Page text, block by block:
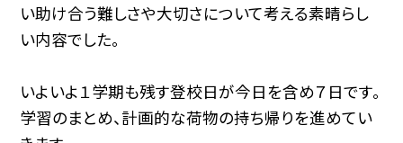
い助け合う難しさや大切さについて考える素晴らし
い内容でした。
いよいよ１学期も残す登校日が今日を含め７日です。
学習のまとめ、計画的な荷物の持ち帰りを進めてい